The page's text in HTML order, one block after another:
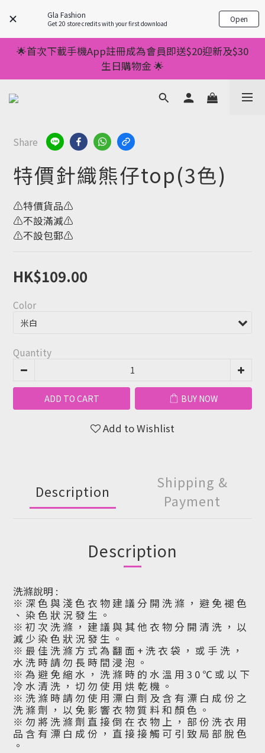
Gla Fashion
Get 20 store credits with your first download Open
💥正價服裝滿減優惠💥 ✅一件起包順豐 ✅第二件起減
$20 ✅第三件減$40    如此類推⬆不設上限
💥正價服裝滿減優惠💥 ✅一件起包順豐 ✅第二件起減
$20 ✅第三件減$40    如此類推⬆不設上限
🌟首次下載手機App註冊成為會員即送$20迎新及$30
生日購物金 🌟
🌟手機App消費儲積分當購物金用🌟消費1元有1分 🌟
累積滿100分可當1元使用🌟
💥正價服裝滿減優惠💥 ✅一件起包順豐 ✅第二件起減
$20 ✅第三件減$40    如此類推⬆不設上限
Share
特價針織熊仔top(3色)
⚠️特價貨品⚠️
⚠️不設滿減⚠️
⚠️不設包郵⚠️
HK$109.00
Color
Quantity
ADD TO CART BUY NOW
Add to Wishlist
Description
Shipping &
Payment
Description
洗滌說明 :
※ 深 色 與 淺 色 衣 物 建 議 分 開 洗 滌 ， 避 免 褪 色
、 染 色 狀 況 發 生 。
※ 初 次 洗 滌 ， 建 議 與 其 他 衣 物 分 開 清 洗 ， 以
減 少 染 色 狀 況 發 生 。
※ 最 佳 洗 滌 方 式 為 翻 面 + 洗 衣 袋 ， 或 手 洗 ，
水 洗 時 請 勿 長 時 間 浸 泡 。
※ 為 避 免 縮 水 ， 洗 滌 時 的 水 溫 用 3 0 ℃ 或 以 下
冷 水 清 洗 ， 切 勿 使 用 烘 乾 機 。
※ 洗 滌 時 請 勿 使 用 漂 白 劑 及 含 有 漂 白 成 份 之
洗 滌 劑 ， 以 免 影 響 衣 物 質 料 和 顏 色 。
※ 勿 將 洗 滌 劑 直 接 倒 在 衣 物 上 ， 部 份 洗 衣 用
品 含 有 漂 白 成 份 ， 直 接 接 觸 可 引 致 局 部 脫 色
。